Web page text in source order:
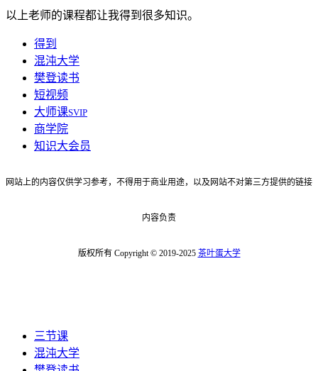
以上老师的课程都让我得到很多知识。
得到
混沌大学
樊登读书
短视频
大师课SVIP
商学院
知识大会员
网站上的内容仅供学习参考，不得用于商业用途，以及网站不对第三方提供的链接
内容负责
版权所有 Copyright © 2019-2025 茶叶蛋大学
三节课
混沌大学